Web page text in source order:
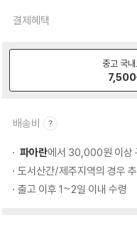
결제혜택
중고 국내
7,500
배송비
파아란에서 30,000원 이상
도서산간/제주지역의 경우
출고 이후 1~2일 이내 수령